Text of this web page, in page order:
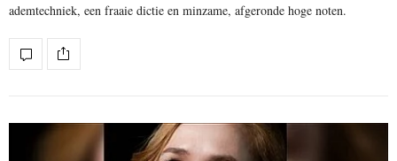
ademtechniek, een fraaie dictie en minzame, afgeronde hoge noten.